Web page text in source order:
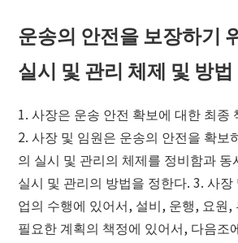
운송의 안전을 보장하기
실시 및 관리 체제 및 방법
1. 사장은 운송 안전 확보에 대한 최종
2. 사장 및 임원은 운송의 안전을 확보
의 실시 및 관리의 체제를 정비함과 동
실시 및 관리의 방법을 정한다. 3. 사
업의 수행에 있어서, 설비, 운행, 요원,
필요한 계획의 책정에 있어서, 다음조